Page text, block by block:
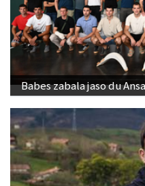
Babes zabala jaso du